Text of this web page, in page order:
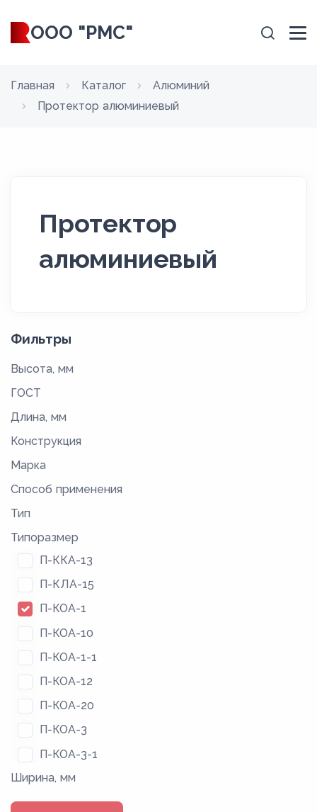
ООО "РМС"
Главная Каталог
Алюминий
Протектор алюминиевый
Протектор
алюминиевый
Фильтры
Высота, мм
ГОСТ
Длина, мм
Конструкция
Марка
Способ применения
Тип
Типоразмер
П-ККА-13
П-КЛА-15
П-КОА-1
П-КОА-10
П-КОА-1-1
П-КОА-12
П-КОА-20
П-КОА-3
П-КОА-3-1
П-КОА-4
П-КОА-5
Ширина, мм